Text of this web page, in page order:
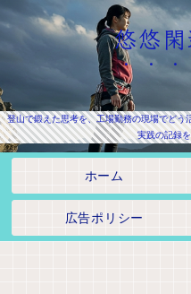
悠悠
登山で鍛えた思考を、工場勤務の現場でどう
実践の記録
ホーム
広告ポリシー